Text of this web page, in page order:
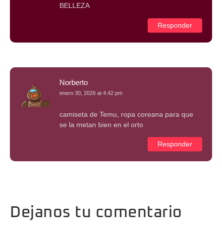
BELLEZA
Responder
Norberto
enero 30, 2026 at 4:42 pm
camiseta de Temu, ropa coreana para que
se la metan bien en el orto
Responder
Dejanos tu comentario